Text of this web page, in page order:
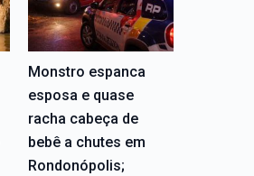
Monstro espanca
esposa e quase
racha cabeça de
bebê a chutes em
Rondonópolis;